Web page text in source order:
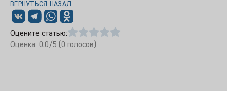
ВЕРНУТЬСЯ НАЗАД
Оцените статью:
Оценка: 0.0/5 (0 голосов)